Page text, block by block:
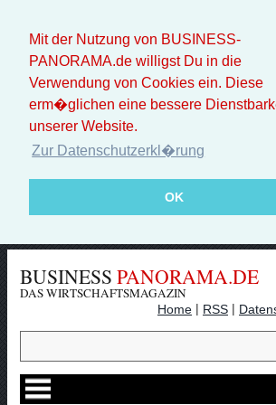
Mit der Nutzung von BUSINESS-
PANORAMA.de willigst Du in die
Verwendung von Cookies ein. Diese
erm�glichen eine bessere
unserer Website.
Zur Datenschutzerkl�rung
OK
BUSINESS PANORAMA.DE
DAS WIRTSCHAFTSMAGAZIN
Home | RSS |